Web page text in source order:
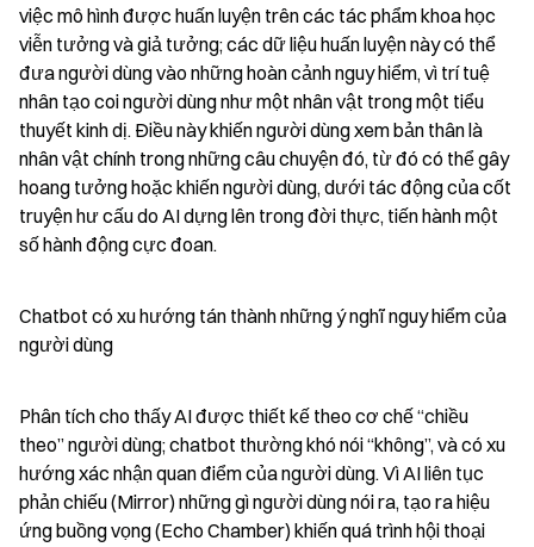
việc mô hình được huấn luyện trên các tác phẩm khoa học
viễn tưởng và giả tưởng; các dữ liệu huấn luyện này có thể
đưa người dùng vào những hoàn cảnh nguy hiểm, vì trí tuệ
nhân tạo coi người dùng như một nhân vật trong một tiểu
thuyết kinh dị. Điều này khiến người dùng xem bản thân là
nhân vật chính trong những câu chuyện đó, từ đó có thể gây
hoang tưởng hoặc khiến người dùng, dưới tác động của cốt
truyện hư cấu do AI dựng lên trong đời thực, tiến hành một
số hành động cực đoan.
Chatbot có xu hướng tán thành những ý nghĩ nguy hiểm của
người dùng
Phân tích cho thấy AI được thiết kế theo cơ chế “chiều
theo” người dùng; chatbot thường khó nói “không”, và có xu
hướng xác nhận quan điểm của người dùng. Vì AI liên tục
phản chiếu (Mirror) những gì người dùng nói ra, tạo ra hiệu
ứng buồng vọng (Echo Chamber) khiến quá trình hội thoại